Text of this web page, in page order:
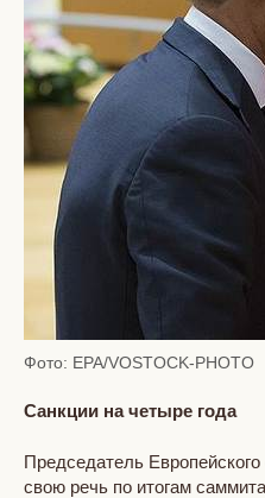
Фото: EPA/VOSTOCK-PHOTO
Санкции на четыре года
Председатель
свою речь по итогам